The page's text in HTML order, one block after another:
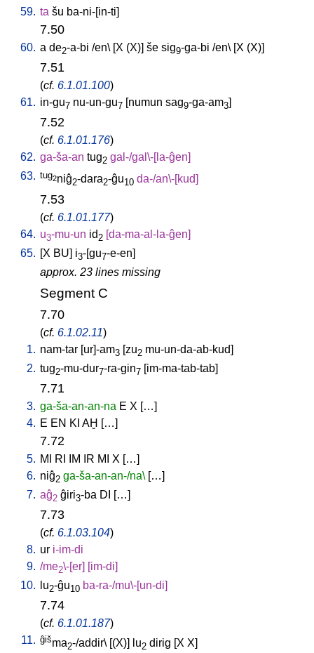
59. ta šu ba-ni-[in-ti]
7.50
60. a de2-a-bi /en\ [X (X)] še sig9-ga-bi /en\ [X (X)]
7.51
(cf. 6.1.01.100)
61. in-gu7 nu-un-gu7 [numun sag9-ga-am3]
7.52
(cf. 6.1.01.176)
62. ga-ša-an tug2 gal-/gal\-[la-ĝen]
63. tug2niĝ2-dara2-ĝu10 da-/an\-[kud]
7.53
(cf. 6.1.01.177)
64. u3-mu-un id 2 [da-ma-al-la-ĝen]
65. [X BU] i3-[gu7-e-en]
approx. 23 lines missing
Segment C
7.70
(cf. 6.1.02.11)
1. nam-tar [ur]-am3 [zu2 mu-un-da-ab-kud]
2. tug2-mu-dur7-ra-gin7 [im-ma-tab-tab]
7.71
3. ga-ša-an-an-na E X […]
4. E EN KI AḪ […]
7.72
5. MI RI IM IR MI X […]
6. niĝ2 ga-ša-an-an-/na\ […]
7. aĝ2 ĝiri3-ba DI […]
7.73
(cf. 6.1.03.104)
8. ur i-im-di
9. /me2\-[er] [im-di]
10.
lu2-ĝu10 ba-ra-/mu\-[un-di]
7.74
(cf. 6.1.01.187)
11. ĝišma2-/addir\ [(X)] lu2 dirig [X X]